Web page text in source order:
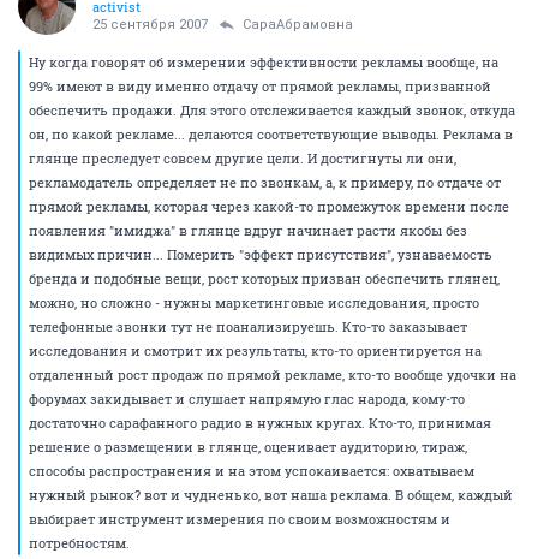
activist
25 сентября 2007 СараАбрамовна
Ну когда говорят об измерении эффективности рекламы вообще, на
99% имеют в виду именно отдачу от прямой рекламы, призванной
обеспечить продажи. Для этого отслеживается каждый звонок, откуда
он, по какой рекламе... делаются соответствующие выводы. Реклама в
глянце преследует совсем другие цели. И достигнуты ли они,
рекламодатель определяет не по звонкам, а, к примеру, по отдаче от
прямой рекламы, которая через какой-то промежуток времени после
появления "имиджа" в глянце вдруг начинает расти якобы без
видимых причин... Померить "эффект присутствия", узнаваемость
бренда и подобные вещи, рост которых призван обеспечить глянец,
можно, но сложно - нужны маркетинговые исследования, просто
телефонные звонки тут не поанализируешь. Кто-то заказывает
исследования и смотрит их результаты, кто-то ориентируется на
отдаленный рост продаж по прямой рекламе, кто-то вообще удочки на
форумах закидывает и слушает напрямую глас народа, кому-то
достаточно сарафанного радио в нужных кругах. Кто-то, принимая
решение о размещении в глянце, оценивает аудиторию, тираж,
способы распространения и на этом успокаивается: охватываем
нужный рынок? вот и чудненько, вот наша реклама. В общем, каждый
выбирает инструмент измерения по своим возможностям и
потребностям.